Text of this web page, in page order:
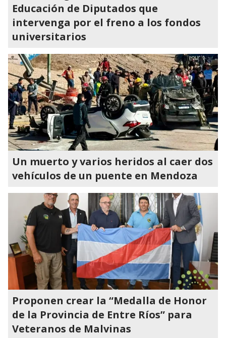
Educación de Diputados que
intervenga por el freno a los fondos
universitarios
Un muerto y varios heridos al caer dos
vehículos de un puente en Mendoza
Proponen crear la “Medalla de Honor
de la Provincia de Entre Ríos” para
Veteranos de Malvinas